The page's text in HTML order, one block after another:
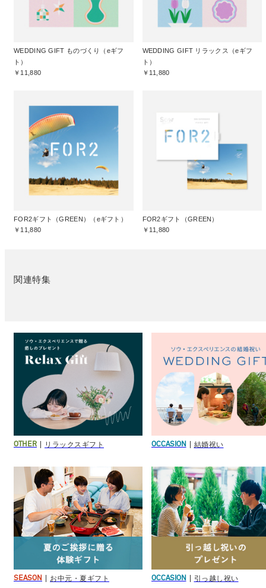
WEDDING GIFT ものづくり（eギフ
ト）
￥11,880
WEDDING GIFT リラックス（eギフ
ト）
￥11,880
FOR2ギフト（GREEN）（eギフト）
￥11,880
FOR2ギフト（GREEN）
￥11,880
関連特集
OTHER リラックスギフト OCCASION 結婚祝い
SEASON お中元・夏ギフト OCCASION 引っ越し祝い